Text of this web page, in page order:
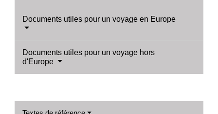
Documents utiles pour un voyage en Europe
Documents utiles pour un voyage hors
d'Europe